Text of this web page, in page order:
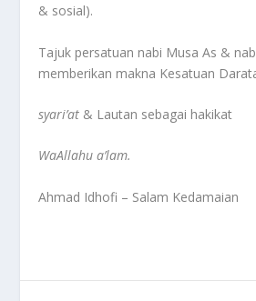
& sosial).
Tajuk persatuan nabi Musa As &
memberikan makna Kesatuan
syari’at & Lautan sebagai hakikat
WaAllahu a’lam.
Ahmad Idhofi – Salam Kedamaian